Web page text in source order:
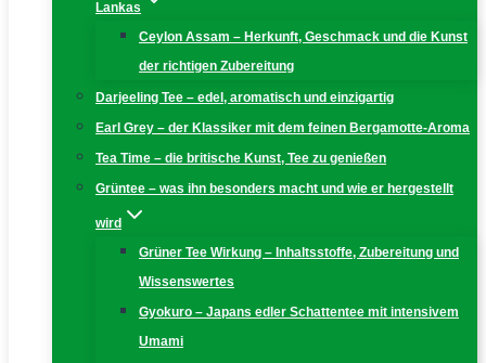
Lankas
Ceylon Assam – Herkunft, Geschmack und die Kunst
der richtigen Zubereitung
Darjeeling Tee – edel, aromatisch und einzigartig
Earl Grey – der Klassiker mit dem feinen Bergamotte-Aroma
Tea Time – die britische Kunst, Tee zu genießen
Grüntee – was ihn besonders macht und wie er hergestellt
wird
Grüner Tee Wirkung – Inhaltsstoffe, Zubereitung und
Wissenswertes
Gyokuro – Japans edler Schattentee mit intensivem
Umami